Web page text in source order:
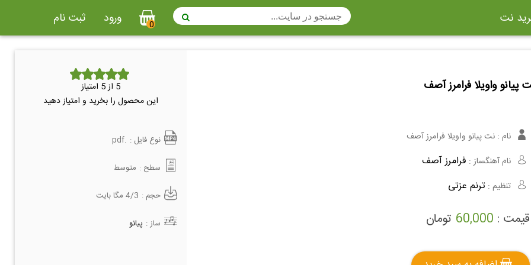
نت
سه تار
گلوکن اشپیل ویبرافون
نی هفت بند وکال
ویولا
ثبت نام ورود 0
پیانو واویلا فرامرز آصف
نام : نت پیانو واویلا فرامرز آصف
نام آهنگساز : فرامرز آصف
تنظیم : ترنم عزتی
قیمت : 60,000 تومان
5 از 5 امتیاز
این محصول را بخرید و امتیاز دهید
نوع فایل : .pdf
سطح : متوسط
حجم : 4/3 مگا بایت
ساز : پیانو